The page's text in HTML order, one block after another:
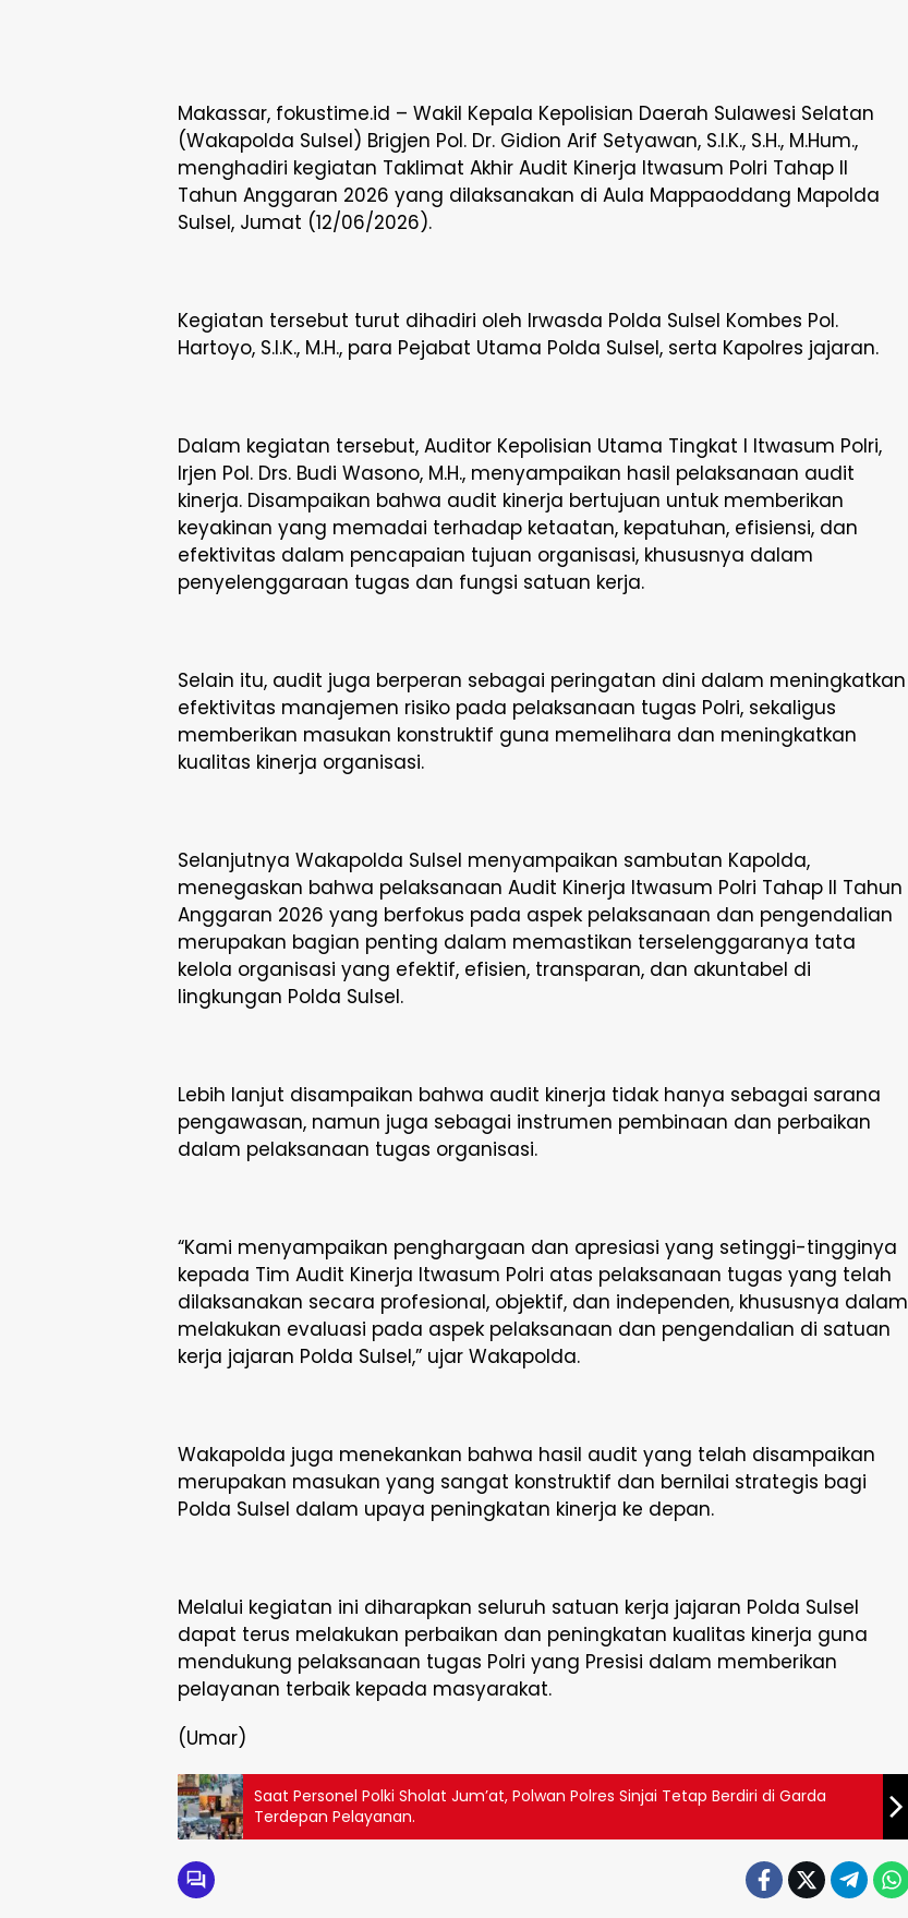
Makassar, fokustime.id – Wakil Kepala Kepolisian Daerah Sulawesi Selatan
(Wakapolda Sulsel) Brigjen Pol. Dr. Gidion Arif Setyawan, S.I.K., S.H., M.Hum.,
menghadiri kegiatan Taklimat Akhir Audit Kinerja Itwasum Polri Tahap II
Tahun Anggaran 2026 yang dilaksanakan di Aula Mappaoddang Mapolda
Sulsel, Jumat (12/06/2026).
Kegiatan tersebut turut dihadiri oleh Irwasda Polda Sulsel Kombes Pol.
Hartoyo, S.I.K., M.H., para Pejabat Utama Polda Sulsel, serta Kapolres jajaran.
Dalam kegiatan tersebut, Auditor Kepolisian Utama Tingkat I Itwasum Polri,
Irjen Pol. Drs. Budi Wasono, M.H., menyampaikan hasil pelaksanaan audit
kinerja. Disampaikan bahwa audit kinerja bertujuan untuk memberikan
keyakinan yang memadai terhadap ketaatan, kepatuhan, efisiensi, dan
efektivitas dalam pencapaian tujuan organisasi, khususnya dalam
penyelenggaraan tugas dan fungsi satuan kerja.
Selain itu, audit juga berperan sebagai peringatan dini dalam meningkatkan
efektivitas manajemen risiko pada pelaksanaan tugas Polri, sekaligus
memberikan masukan konstruktif guna memelihara dan meningkatkan
kualitas kinerja organisasi.
Selanjutnya Wakapolda Sulsel menyampaikan sambutan Kapolda,
menegaskan bahwa pelaksanaan Audit Kinerja Itwasum Polri Tahap II Tahun
Anggaran 2026 yang berfokus pada aspek pelaksanaan dan pengendalian
merupakan bagian penting dalam memastikan terselenggaranya tata
kelola organisasi yang efektif, efisien, transparan, dan akuntabel di
lingkungan Polda Sulsel.
Lebih lanjut disampaikan bahwa audit kinerja tidak hanya sebagai sarana
pengawasan, namun juga sebagai instrumen pembinaan dan perbaikan
dalam pelaksanaan tugas organisasi.
“Kami menyampaikan penghargaan dan apresiasi yang setinggi-tingginya
kepada Tim Audit Kinerja Itwasum Polri atas pelaksanaan tugas yang telah
dilaksanakan secara profesional, objektif, dan independen, khususnya dalam
melakukan evaluasi pada aspek pelaksanaan dan pengendalian di satuan
kerja jajaran Polda Sulsel,” ujar Wakapolda.
Wakapolda juga menekankan bahwa hasil audit yang telah disampaikan
merupakan masukan yang sangat konstruktif dan bernilai strategis bagi
Polda Sulsel dalam upaya peningkatan kinerja ke depan.
Melalui kegiatan ini diharapkan seluruh satuan kerja jajaran Polda Sulsel
dapat terus melakukan perbaikan dan peningkatan kualitas kinerja guna
mendukung pelaksanaan tugas Polri yang Presisi dalam memberikan
pelayanan terbaik kepada masyarakat.
(Umar)
Saat Personel Polki Sholat Jum’at, Polwan Polres Sinjai Tetap Berdiri di Garda
Terdepan Pelayanan.